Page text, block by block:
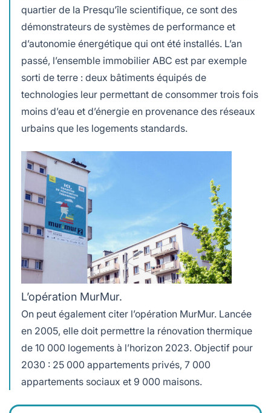
quartier de la Presqu’île scientifique, ce sont des
démonstrateurs de systèmes de performance et
d’autonomie énergétique qui ont été installés. L’an
passé, l’ensemble immobilier ABC est par exemple
sorti de terre : deux bâtiments équipés de
technologies leur permettant de consommer trois fois
moins d’eau et d’énergie en provenance des réseaux
urbains que les logements standards.
L’opération MurMur.
On peut également citer l’opération MurMur. Lancée
en 2005, elle doit permettre la rénovation thermique
de 10 000 logements à l’horizon 2023. Objectif pour
2030 : 25 000 appartements privés, 7 000
appartements sociaux et 9 000 maisons.